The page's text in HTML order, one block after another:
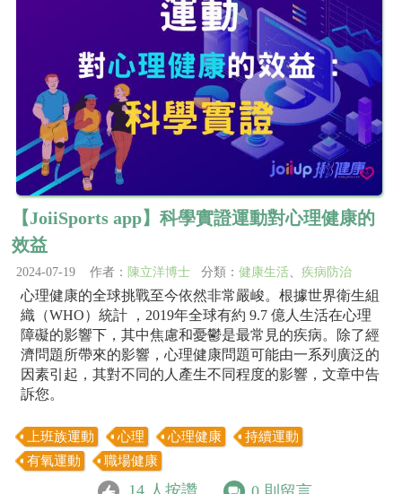
【JoiiSports app】科學實證運動對心理健康的
效益
2024-07-19 作者： 陳立洋博士 分類： 健康生活、 疾病防治
心理健康的全球挑戰至今依然非常嚴峻。根據世界衛生組
織（WHO）統計 ，2019年全球有約 9.7 億人生活在心理
障礙的影響下，其中焦慮和憂鬱是最常見的疾病。除了經
濟問題所帶來的影響，心理健康問題可能由一系列廣泛的
因素引起，其對不同的人產生不同程度的影響，文章中告
訴您。
上班族運動 心理 心理健康
持續運動
有氧運動
職場健康